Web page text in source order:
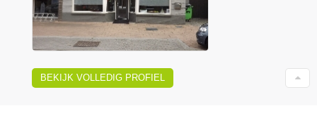
BEKIJK VOLLEDIG PROFIEL